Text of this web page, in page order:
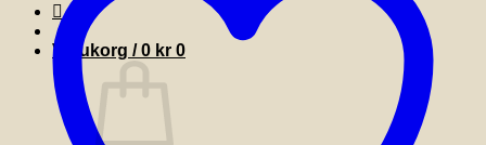
Varukorg /0 kr 0